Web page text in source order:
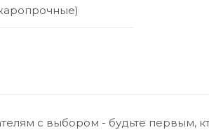
с выбором - будьте первым,